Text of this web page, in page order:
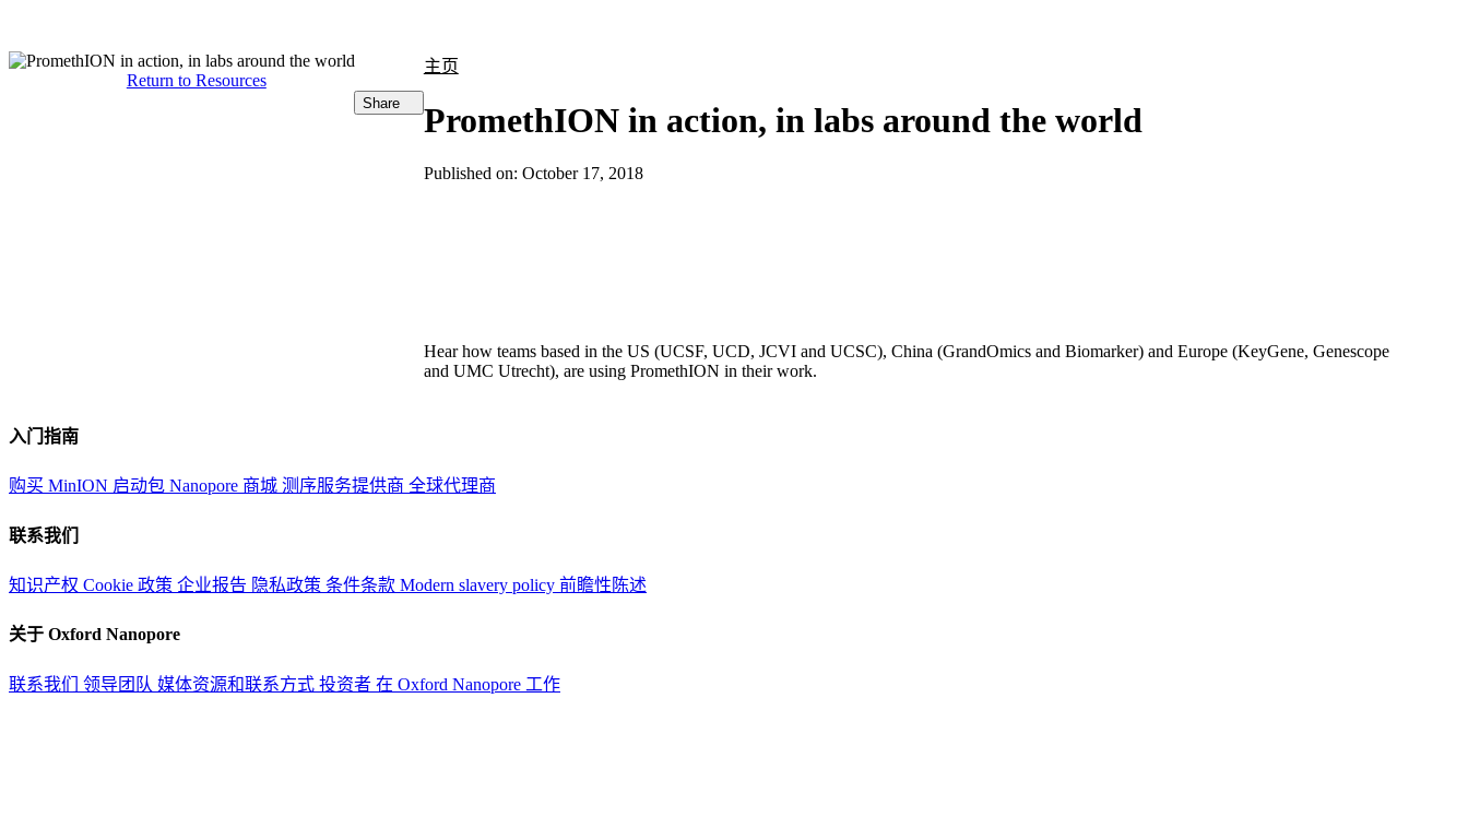
主页
PromethION in action, in labs around the world
Return to Resources
Share
Published on: October 17, 2018
Hear how teams based in the US (UCSF, UCD, JCVI and UCSC), China (GrandOmics and Biomarker) and Europe (KeyGene, Genescope
and UMC Utrecht), are using PromethION in their work.
入门指南
购买 MinION 启动包 Nanopore 商城 测序服务提供商 全球代理商
联系我们
知识产权 Cookie 政策 企业报告 隐私政策 条件条款 Modern slavery policy 前瞻性陈述
关于 Oxford Nanopore
联系我们 领导团队 媒体资源和联系方式 投资者 在 Oxford Nanopore 工作